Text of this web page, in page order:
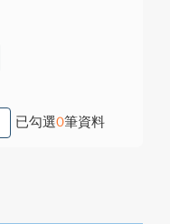
已勾選0筆資料